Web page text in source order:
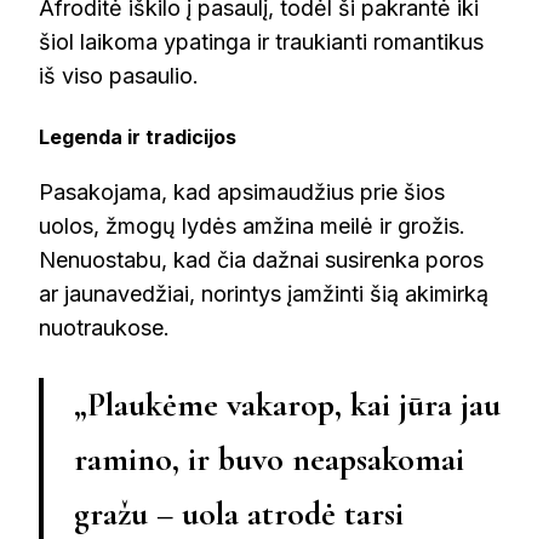
Afroditė iškilo į pasaulį, todėl ši pakrantė iki
šiol laikoma ypatinga ir traukianti romantikus
iš viso pasaulio.
Legenda ir tradicijos
Pasakojama, kad apsimaudžius prie šios
uolos, žmogų lydės amžina meilė ir grožis.
Nenuostabu, kad čia dažnai susirenka poros
ar jaunavedžiai, norintys įamžinti šią akimirką
nuotraukose.
„Plaukėme vakarop, kai jūra jau
ramino, ir buvo neapsakomai
gražu – uola atrodė tarsi